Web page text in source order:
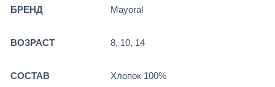
БРЕНД Mayoral
ВОЗРАСТ 8, 10, 14
СОСТАВ Хлопок 100%